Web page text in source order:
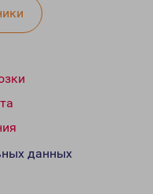
данных